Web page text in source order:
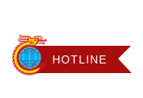
HOTLINE